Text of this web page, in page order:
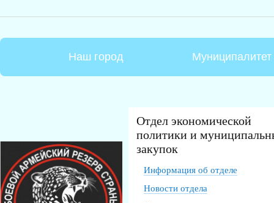
Наш город Муниципалитет
Отдел экономической
политики и
закупок
Информация об отделе
Новости отдела